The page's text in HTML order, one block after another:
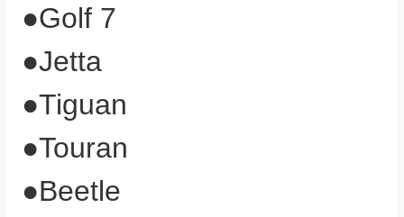
●Golf 7
●Jetta
●Tiguan
●Touran
●Beetle